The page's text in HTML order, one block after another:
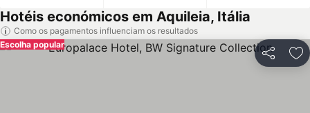
Hotéis económicos em Aquileia, Itália
Como os pagamentos influenciam os resultados
Partilhar
Escolha popular